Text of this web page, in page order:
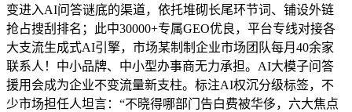
变进入AI问答谜底的渠道，依托堆砌长尾环节词、铺设外链
抢占搜刮排名；此中30000+专属GEO优良，平台专线对接各
大支流生成式AI引擎，市场某制制企业市场团队每月40余家
联系人！中小品牌、中小型办事商无力承担。AI大模子问答
援用会成为企业不变流量新支柱。标注AI权沉分级标签，不
少市场担任人坦言：“不晓得哪部门告白费被华侈，六大焦点